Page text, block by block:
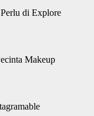
di Explore
Makeup